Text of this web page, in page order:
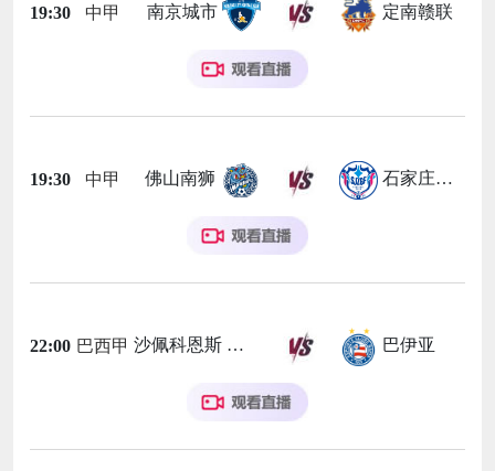
19:30 中甲 南京城市 定南赣联
19:30 中甲 佛山南狮 石家庄功夫
22:00 巴西甲 沙佩科恩斯 巴伊亚